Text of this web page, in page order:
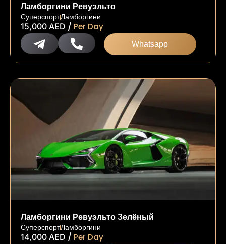
Ламборгини Ревуэльто
СуперспортЛамборгини
15,000 AED / Per Day
Whatsapp
Ламборгини Ревуэльто Зелёный
СуперспортЛамборгини
14,000 AED / Per Day